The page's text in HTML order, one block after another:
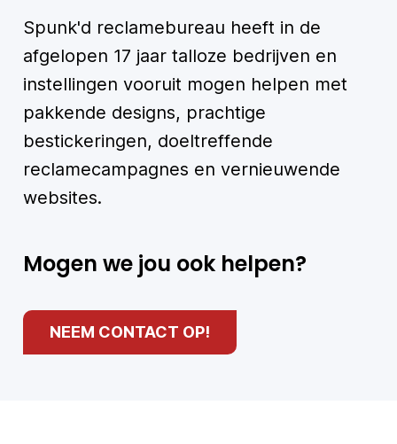
Spunk'd reclamebureau heeft in de
afgelopen 17 jaar talloze bedrijven en
instellingen vooruit mogen helpen met
pakkende designs, prachtige
bestickeringen, doeltreffende
reclamecampagnes en vernieuwende
websites.
Mogen we jou ook helpen?
NEEM CONTACT OP!